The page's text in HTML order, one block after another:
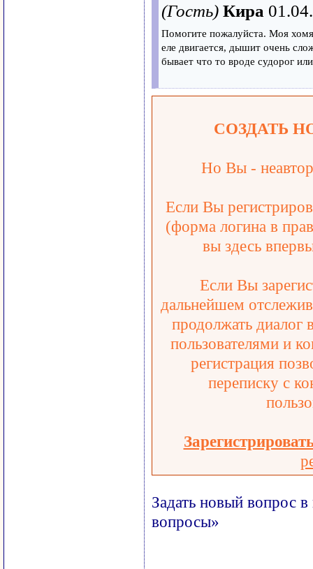
(Гость) Кира
Помогите пожалуйста. Моя
еле двигается, дышит очень
бывает что то вроде судорог
СОЗДАТЬ
Но Вы -
Если Вы
(форма логина в
вы здесь
Если Вы
дальнейшем
продолжать диалог
пользователями и
регистрация
переписку с
Задать новый вопрос
вопросы»